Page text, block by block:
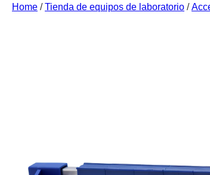
Home /Tienda de equipos de laboratorio /